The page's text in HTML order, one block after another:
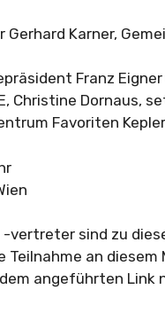
Gerhard Karner,
Franz
Christine Dornaus,
Favoriten
vertreter sind zu
Teilnahme an
angeführten Link